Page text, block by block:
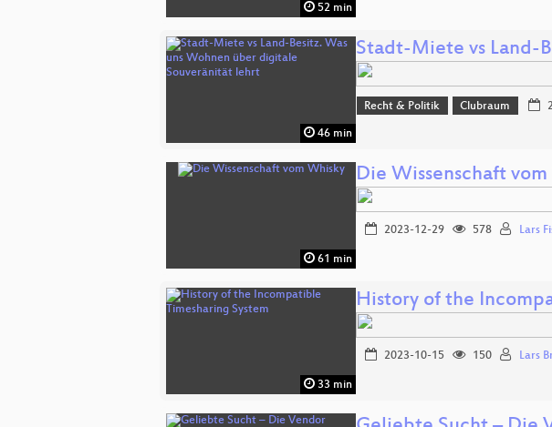
52 min
46 min
Stadt-Miete vs Land-
Recht & Politik Clubraum
61 min
Die Wissenschaft
2023-12-29 578 Lars
33 min
History of the
2023-10-15 150 Lars